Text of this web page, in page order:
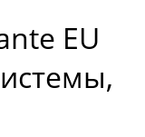
EU